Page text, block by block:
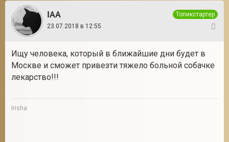
IAA
Топикстартер
23.07.2018 в 12:55
Ищу человека, который в ближайшие дни будет в
Москве и сможет привезти тяжело больной собачке
лекарство!!!
Irisha